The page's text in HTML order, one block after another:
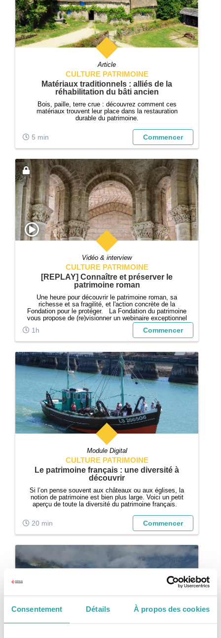
Consentement Détails À propos des cookies
Article
CULTURE PATRIMOINE
Matériaux traditionnels : alliés de la
réhabilitation du bâti ancien
Bois, paille, terre crue : découvrez comment ces
matériaux trouvent leur place dans la restauration
durable du patrimoine.
5 min Commencer
Vidéo & interview
CULTURE PATRIMOINE
[REPLAY] Connaître et préserver le
patrimoine roman
Une heure pour découvrir le patrimoine roman, sa
richesse et sa fragilité, et l'action concrète de la
Fondation pour le protéger. La Fondation du patrimoine
vous propose de (re)visionner un webinaire exceptionnel
sur l’art roman et sa préservation. Deux temps forts
rythment cette rencontre...
1h Commencer
Module Digital
CULTURE PATRIMOINE
Le patrimoine français : une diversité à
découvrir
Si l’on pense souvent aux châteaux ou aux églises, la
notion de patrimoine est bien plus large. Voici un petit
aperçu de toute la diversité du patrimoine français.
20 min Commencer